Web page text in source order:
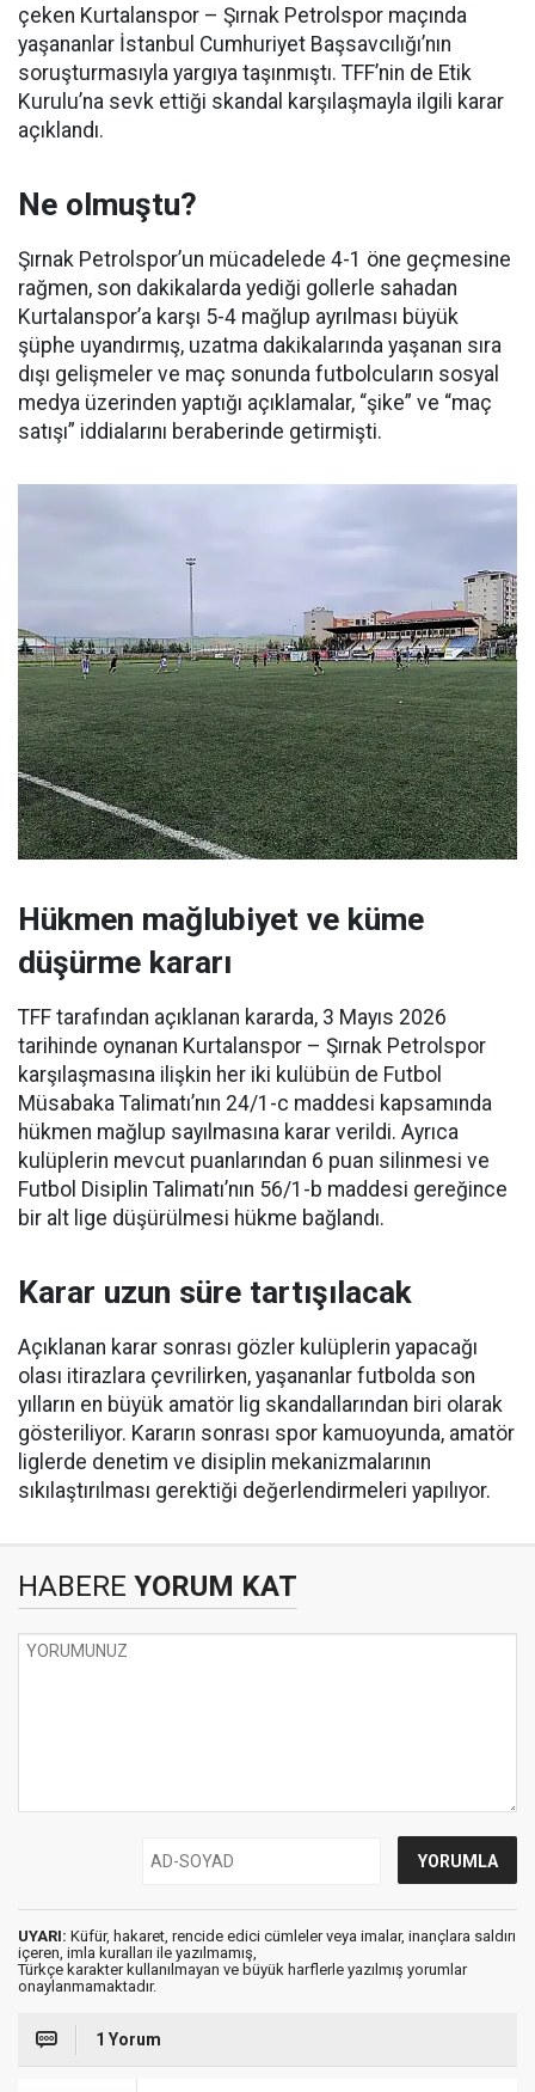
çeken Kurtalanspor – Şırnak Petrolspor maçında
yaşananlar İstanbul Cumhuriyet Başsavcılığı’nın
soruşturmasıyla yargıya taşınmıştı. TFF’nin de Etik
Kurulu’na sevk ettiği skandal karşılaşmayla ilgili karar
açıklandı.
Ne olmuştu?
Şırnak Petrolspor’un mücadelede 4-1 öne geçmesine
rağmen, son dakikalarda yediği gollerle sahadan
Kurtalanspor’a karşı 5-4 mağlup ayrılması büyük
şüphe uyandırmış, uzatma dakikalarında yaşanan sıra
dışı gelişmeler ve maç sonunda futbolcuların sosyal
medya üzerinden yaptığı açıklamalar, “şike” ve “maç
satışı” iddialarını beraberinde getirmişti.
Hükmen mağlubiyet ve küme
düşürme kararı
TFF tarafından açıklanan kararda, 3 Mayıs 2026
tarihinde oynanan Kurtalanspor – Şırnak Petrolspor
karşılaşmasına ilişkin her iki kulübün de Futbol
Müsabaka Talimatı’nın 24/1-c maddesi kapsamında
hükmen mağlup sayılmasına karar verildi. Ayrıca
kulüplerin mevcut puanlarından 6 puan silinmesi ve
Futbol Disiplin Talimatı’nın 56/1-b maddesi gereğince
bir alt lige düşürülmesi hükme bağlandı.
Karar uzun süre tartışılacak
Açıklanan karar sonrası gözler kulüplerin yapacağı
olası itirazlara çevrilirken, yaşananlar futbolda son
yılların en büyük amatör lig skandallarından biri olarak
gösteriliyor. Kararın sonrası spor kamuoyunda, amatör
liglerde denetim ve disiplin mekanizmalarının
sıkılaştırılması gerektiği değerlendirmeleri yapılıyor.
HABERE YORUM KAT
UYARI: Küfür, hakaret, rencide edici cümleler veya imalar, inançlara saldırı
içeren, imla kuralları ile yazılmamış,
Türkçe karakter kullanılmayan ve büyük harflerle yazılmış yorumlar
onaylanmamaktadır.
1 Yorum